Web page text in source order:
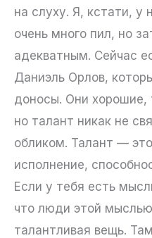
на слуху. Я, кстати, у
очень много пил, но
адекватным. Сейчас
Даниэль Орлов,
доносы. Они хорошие,
но талант никак не
обликом. Талант —
исполнение,
Если у тебя есть
что люди этой мыслью
талантливая вещь.